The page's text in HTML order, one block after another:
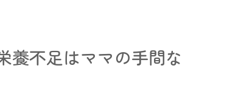
養不足はママの手間な